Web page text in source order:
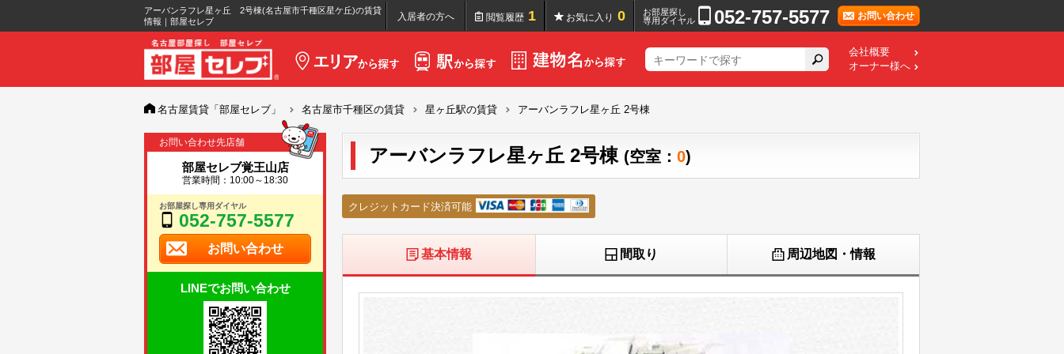
アーバンラフレ星ヶ丘 2号棟(名古屋市千種区星ケ丘)の賃貸
情報｜部屋セレブ
入居者の方へ 閲覧履歴 1 お気に入り 0
お部屋探し
専用ダイヤル
052-757-5577 お問い合わせ
会社概要
オーナー様へ
名古屋賃貸「部屋セレブ」 名古屋市千種区の賃貸 星ヶ丘駅の賃貸 アーバンラフレ星ヶ丘 2号棟
お問い合わせ先店舗
部屋セレブ覚王山店
営業時間：10:00～18:30
お部屋探し専用ダイヤル
052-757-5577
お問い合わせ
LINEでお問い合わせ
アーバンラフレ星ヶ丘 2号棟 (空室： 0)
クレジットカード決済可能
基本情報 間取り 周辺地図・情報